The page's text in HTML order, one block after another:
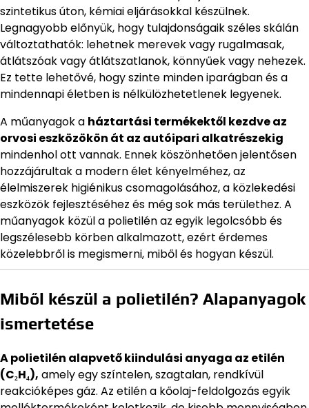
szintetikus úton, kémiai eljárásokkal készülnek.
Legnagyobb előnyük, hogy tulajdonságaik széles skálán
változtathatók: lehetnek merevek vagy rugalmasak,
átlátszóak vagy átlátszatlanok, könnyűek vagy nehezek.
Ez tette lehetővé, hogy szinte minden iparágban és a
mindennapi életben is nélkülözhetetlenek legyenek.
A műanyagok a háztartási termékektől kezdve az
orvosi eszközökön át az autóipari alkatrészekig
mindenhol ott vannak. Ennek köszönhetően jelentősen
hozzájárultak a modern élet kényelméhez, az
élelmiszerek higiénikus csomagolásához, a közlekedési
eszközök fejlesztéséhez és még sok más területhez. A
műanyagok közül a polietilén az egyik legolcsóbb és
legszélesebb körben alkalmazott, ezért érdemes
közelebbről is megismerni, miből és hogyan készül.
Miből készül a polietilén? Alapanyagok
ismertetése
A polietilén alapvető kiindulási anyaga az etilén
(C₂H₄), amely egy színtelen, szagtalan, rendkívül
reakcióképes gáz. Az etilén a kőolaj-feldolgozás egyik